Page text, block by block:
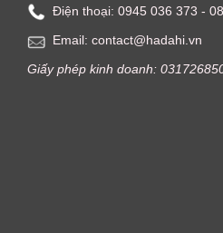
Điện thoại: ‭0945 036 373‬ -
Email: contact@hadahi.vn
Giấy phép kinh doanh: